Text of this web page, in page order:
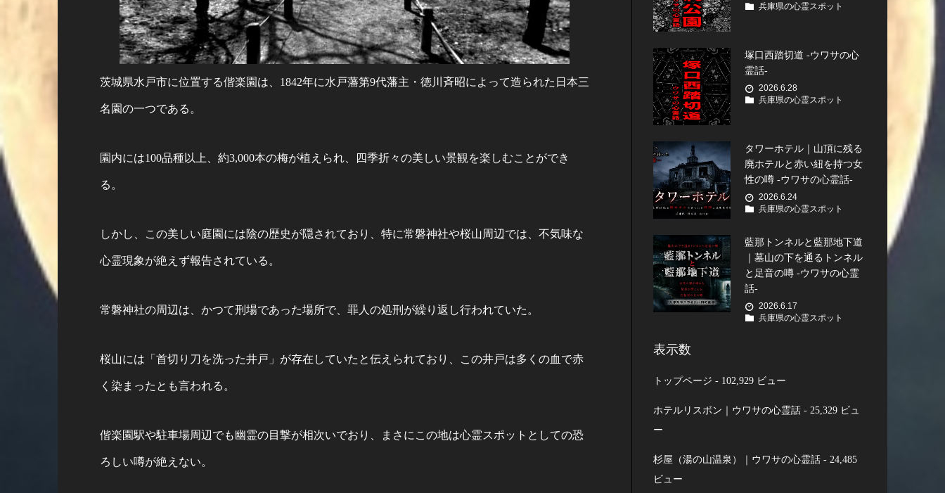
茨城県水戸市に位置する偕楽園は、1842年に水戸藩第9代藩主・徳川斉昭によって造られた日本三
名園の一つである。
園内には100品種以上、約3,000本の梅が植えられ、四季折々の美しい景観を楽しむことができ
る。
しかし、この美しい庭園には陰の歴史が隠されており、特に常磐神社や桜山周辺では、不気味な
心霊現象が絶えず報告されている。
常磐神社の周辺は、かつて刑場であった場所で、罪人の処刑が繰り返し行われていた。
桜山には「首切り刀を洗った井戸」が存在していたと伝えられており、この井戸は多くの血で赤
く染まったとも言われる。
偕楽園駅や駐車場周辺でも幽霊の目撃が相次いでおり、まさにこの地は心霊スポットとしての恐
ろしい噂が絶えない。
兵庫県の心霊スポット
塚口西踏切道 -ウワサの心
霊話-
2026.6.28
兵庫県の心霊スポット
タワーホテル｜山頂に残る
廃ホテルと赤い紐を持つ女
性の噂 -ウワサの心霊話-
2026.6.24
兵庫県の心霊スポット
藍那トンネルと藍那地下道
｜墓山の下を通るトンネル
と足音の噂 -ウワサの心霊
話-
2026.6.17
兵庫県の心霊スポット
表示数
トップページ - 102,929 ビュー
ホテルリスボン｜ウワサの心霊話 - 25,329 ビュ
ー
杉屋（湯の山温泉）｜ウワサの心霊話 - 24,485
ビュー